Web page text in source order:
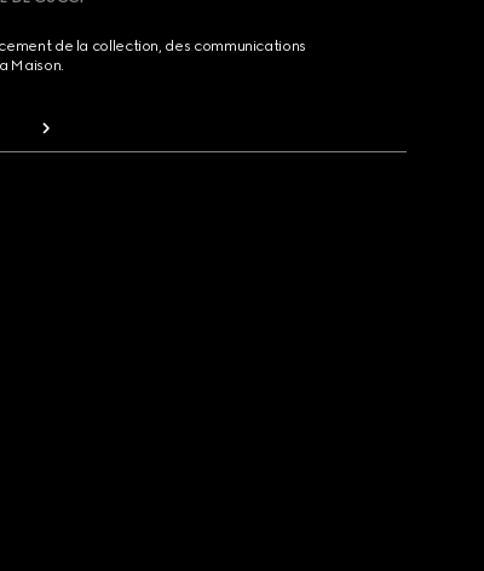
de la collection, des communications
Maison.